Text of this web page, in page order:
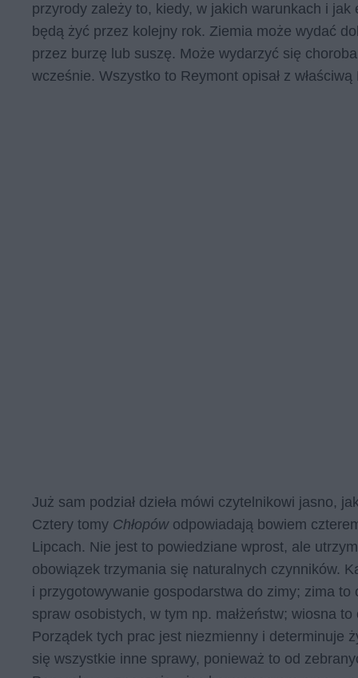
przyrody zależy to, kiedy, w jakich warunkach i
będą żyć przez kolejny rok. Ziemia może wydać
przez burzę lub suszę. Może wydarzyć się
wcześnie. Wszystko to Reymont opisał z
Już sam podział dzieła mówi czytelnikowi jasno,
Cztery tomy Chłopów odpowiadają bowiem
Lipcach. Nie jest to powiedziane wprost, ale
obowiązek trzymania się naturalnych czynników.
i przygotowywanie gospodarstwa do zimy; zima
spraw osobistych, w tym np. małżeństw; wiosna
Porządek tych prac jest niezmienny i determinuje
się wszystkie inne sprawy, ponieważ to od